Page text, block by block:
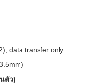
data transfer only
ตัว)